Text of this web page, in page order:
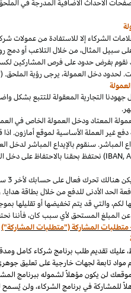
الاحداث الاضافية المدرجة في
الشركاء إلا للاستفادة من عمولات
سبيل المثال، من خلال التلاعب أو دمج
نقوم بفرض حدود على فرص المشاركين
لحدود دخل العمولة، يرجى رؤية الملحق.
التجارية المعقولة للتتبع بشكل
دفع غير العملة الأساسية لموقع أمازون. اذا
المباشر. سنقوم بالإيداع المباشر
IBAN, ) نحتفظ بحقنا بالاحتفاظ على
هنالك تحرك فعال على حسابك لأخر 3
الحد الأدنى للدفع من خلال بطاقة هدايا.
لكم،والتي قد يتم تخفيضها أو تقليلها
عن المبلغ المستحق لأي سبب كان،فأننا
متطلبات المشاركة ("متطلبات المشاركة")
عليك تقديم طلب برنامج شركاء كامل
مواد تابعة لجهات خارجية على تعليق
لن يكون مؤهلاً لشموله ببرنامج
للمشاركة في برنامج الشركاء، ولن